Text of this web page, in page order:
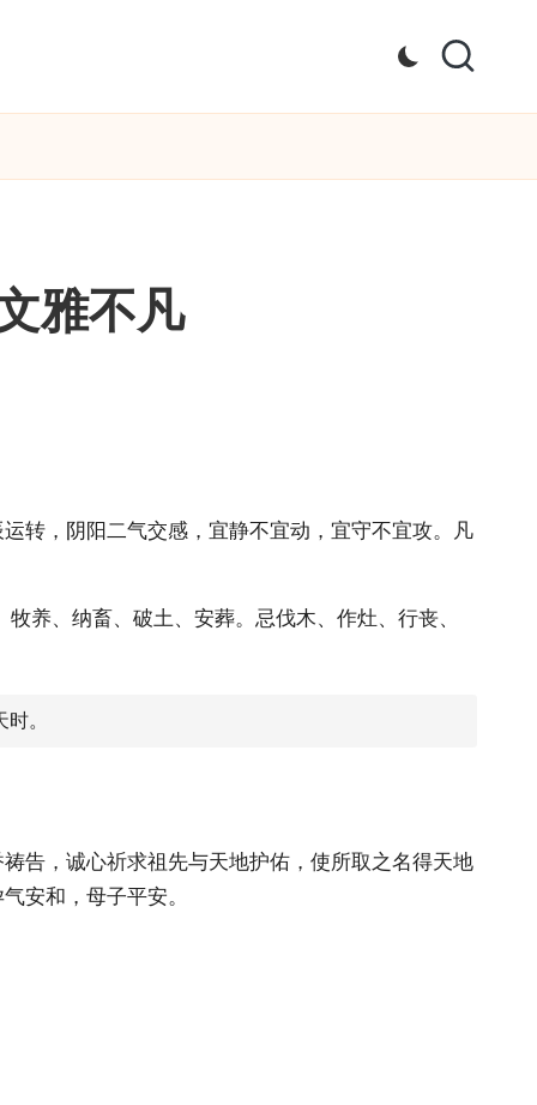
雅不凡
转，阴阳二气交感，宜静不宜动，宜守不宜攻。凡
养、纳畜、破土、安葬。忌伐木、作灶、行丧、
。
告，诚心祈求祖先与天地护佑，使所取之名得天地
安和，母子平安。